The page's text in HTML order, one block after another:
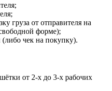
груза от отправителя на
форме);
чек на покупку).
от 2-х до 3-х рабочих